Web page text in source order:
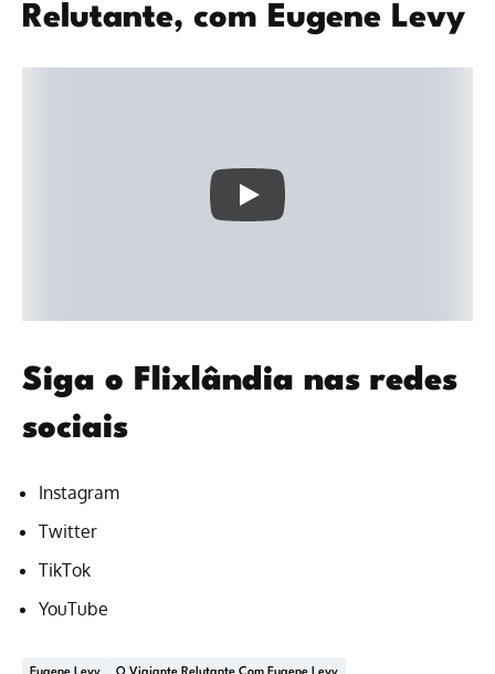
Relutante, com Eugene Levy
Siga o Flixlândia nas redes
sociais
Instagram
Twitter
TikTok
YouTube